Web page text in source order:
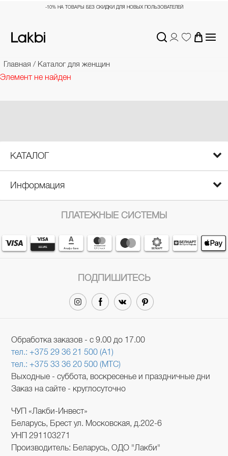
-10% НА ТОВАРЫ БЕЗ СКИДКИ ДЛЯ НОВЫХ ПОЛЬЗОВАТЕЛЕЙ
Главная / Каталог для женщин
Элемент не найден
КАТАЛОГ
Информация
ПЛАТЕЖНЫЕ СИСТЕМЫ
ПОДПИШИТЕСЬ
Обработка заказов - с 9.00 до 17.00
тел.: +375 29 36 21 500 (A1)
тел.: +375 33 36 20 500 (МТС)
Выходные - суббота, воскресенье и праздничные дни
Заказ на сайте - круглосуточно
ЧУП «Лакби-Инвест»
Беларусь, Брест ул. Московская, д.202-6
УНП 291103271
Производитель: Беларусь, ОДО "Лакби"